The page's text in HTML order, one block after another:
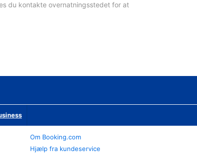
du kontakte overnatningsstedet for at
Om Booking.com
Hjælp fra kundeservice